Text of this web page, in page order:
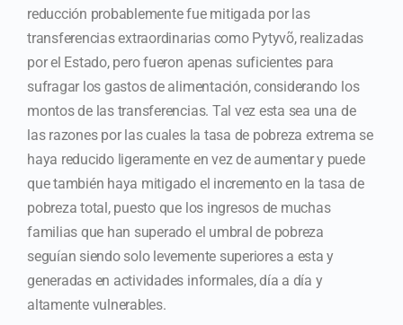
reducción probablemente fue mitigada por las
transferencias extraordinarias como Pytyvõ, realizadas
por el Estado, pero fueron apenas suficientes para
sufragar los gastos de alimentación, considerando los
montos de las transferencias. Tal vez esta sea una de
las razones por las cuales la tasa de pobreza extrema se
haya reducido ligeramente en vez de aumentar y puede
que también haya mitigado el incremento en la tasa de
pobreza total, puesto que los ingresos de muchas
familias que han superado el umbral de pobreza
seguían siendo solo levemente superiores a esta y
generadas en actividades informales, día a día y
altamente vulnerables.